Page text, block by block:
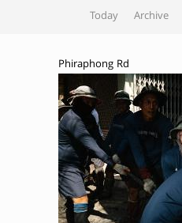
Today Archive
Phiraphong Rd